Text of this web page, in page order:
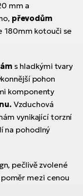
mm a
převodům
180mm kotouči se
s hladkými tvary
pohon
komponenty
Vzduchová
vynikající torzní
na pohodlný
pečlivě zvolené
mezi cenou